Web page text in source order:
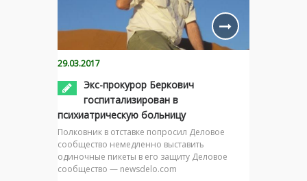
29.03.2017
Экс-прокурор Беркович
госпитализирован в
психиатрическую больницу
Полковник в отставке попросил Деловое
сообщество немедленно выставить
одиночные пикеты в его защиту Деловое
сообщество — newsdelo.com